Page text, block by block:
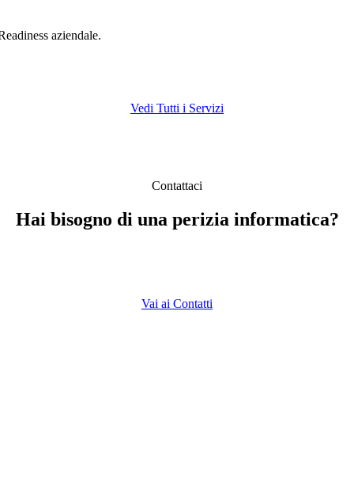
aziendale.
Vedi Tutti i Servizi
Contattaci
Hai bisogno di una perizia informatica?
Vai ai Contatti